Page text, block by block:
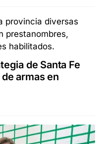
de Santa Fe
armas en